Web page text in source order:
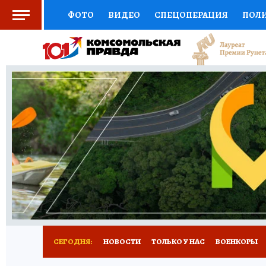
ФОТО ВИДЕО СПЕЦОПЕРАЦИЯ
СОЦПОДДЕРЖКА НАУКА СПЕЦПРОЕКТЫ
НАЦИОНАЛЬНЫЕ ПРОЕКТЫ РОССИИ
ЖЕНСКИЕ СЕКРЕТЫ ПУТЕВОДИТЕЛЬ
ДЕФИЦИТ ЖЕЛЕЗА ПРЕСС-ЦЕНТР
РЕКЛАМА ТЕСТЫ НОВОЕ НА САЙТЕ
СЕГОДНЯ: НОВОСТИ ТОЛЬКО У НАС ВОЕНКОРЫ